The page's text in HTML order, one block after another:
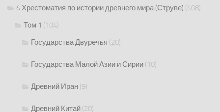
4 Хрестоматия по истории древнего мира (Струве) (408)
Том 1 (104)
Государства Двуречья (20)
Государства Малой Азии и Сирии (10)
Древний Иран (9)
Древний Китай (20)